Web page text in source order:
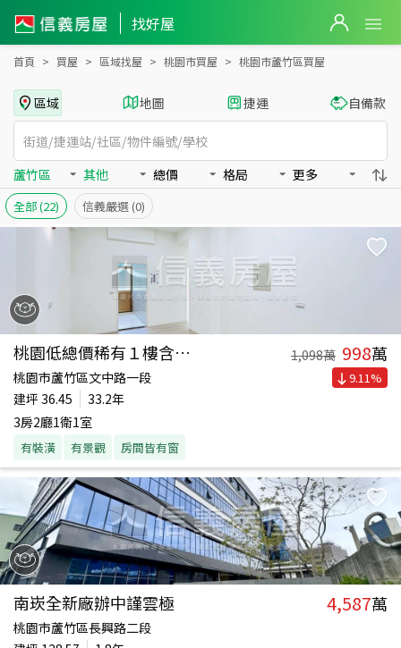
找好屋
桃園市蘆竹區買房：其他房屋物件出售、房價分析
首頁 買屋 區域找屋 桃園市買屋 桃園市蘆竹區買屋
區域 地圖 捷運 自備款
蘆竹區 其他 總價 格局 更多
全部(22) 信義嚴選 (0)
桃園低總價稀有１樓含車位 1,098萬 998萬
桃園市蘆竹區文中路一段
建坪 36.45
33.2年
3房2廳1衛1室
有裝潢 有景觀 房間皆有窗
9.11%
南崁全新廠辦中謹雲極 4,587萬
桃園市蘆竹區長興路二段